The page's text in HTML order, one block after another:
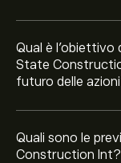
Qual è l'obiettivo
State
futuro delle
Quali sono le
Construction Int?